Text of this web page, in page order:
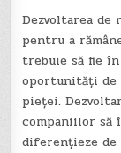
Dezvoltarea
pentru a
trebuie să fie
oportunități de
pieței.
companiilor să
diferențieze de